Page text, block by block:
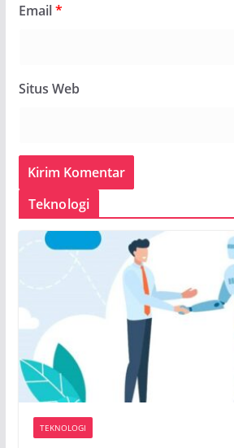
Email*
Situs Web
Teknologi
TEKNOLOGI